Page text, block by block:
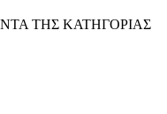
ΤΗΣ ΚΑΤΗΓΟΡΙΑΣ